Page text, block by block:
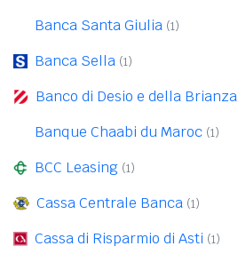
Banca Santa Giulia (1)
Banca Sella (1)
Banco di Desio e della Brianza
Banque Chaabi du Maroc (1)
BCC Leasing (1)
Cassa Centrale Banca (1)
Cassa di Risparmio di Asti (1)